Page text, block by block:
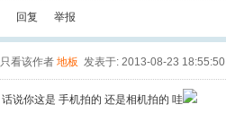
回复 举报
只看该作者 地板 发表于: 2013-08-23 18:55:50
话说你这是 手机拍的 还是相机拍的 哇